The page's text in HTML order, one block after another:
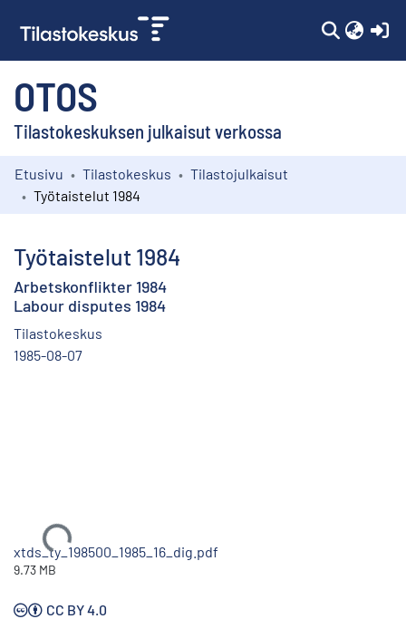
OTOS
Tilastokeskuksen julkaisut verkossa
Kokoelmat
Etusivu Tilastokeskus
Tilastojulkaisut
Työtaistelut 1984
Työtaistelut 1984
Arbetskonflikter 1984
Labour disputes 1984
Tilastokeskus
1985-08-07
Ladataan...
xtds_ty_198500_1985_16_dig.pdf
9.73 MB
CC BY 4.0